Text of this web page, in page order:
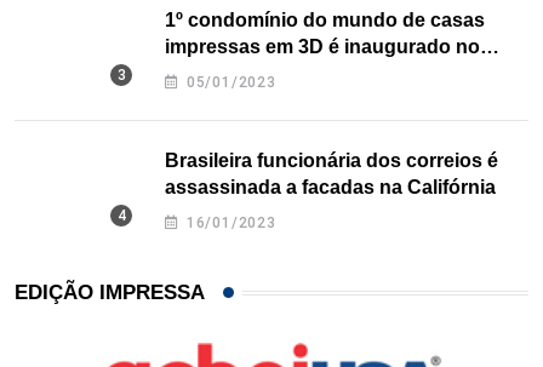
1º condomínio do mundo de casas
impressas em 3D é inaugurado no
Texas
05/01/2023
Brasileira funcionária dos correios é
assassinada a facadas na Califórnia
16/01/2023
EDIÇÃO IMPRESSA